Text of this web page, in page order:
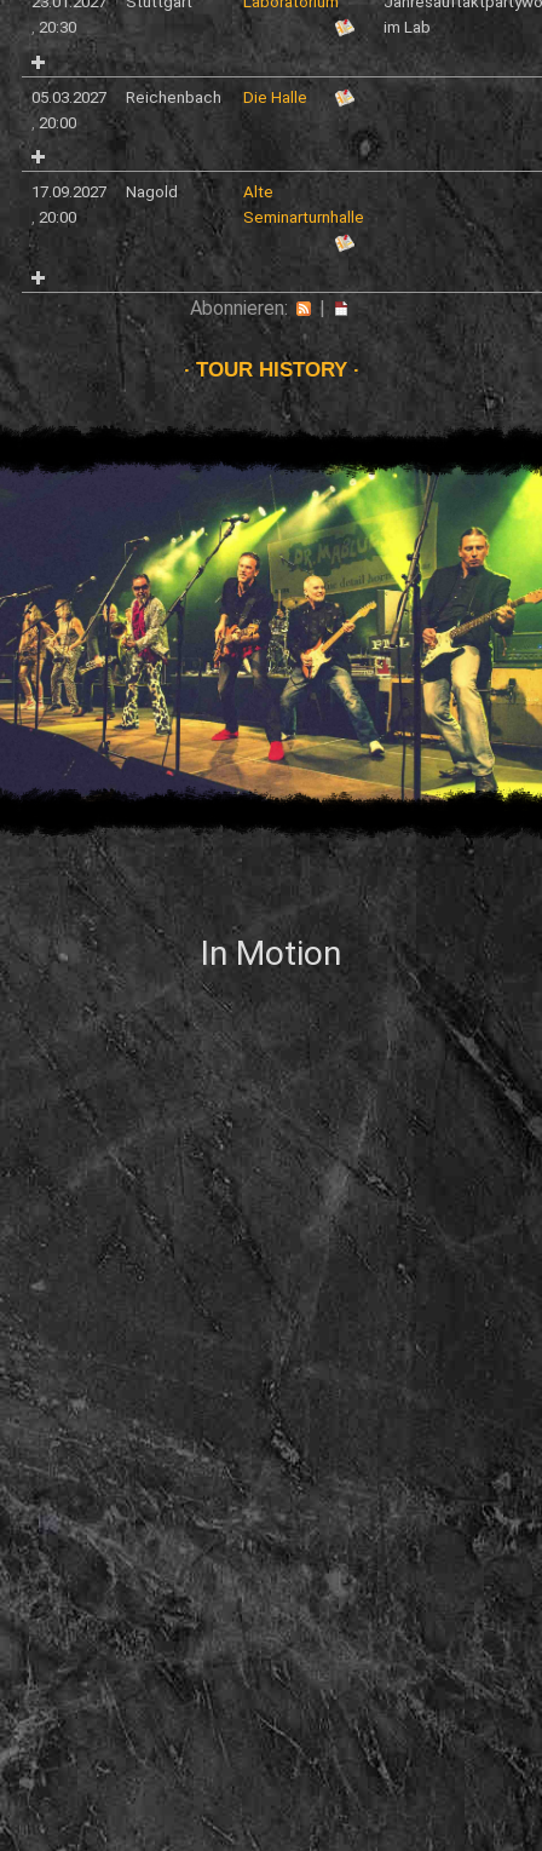
, 20:30
im Lab
05.03.2027
, 20:00
Reichenbach Die Halle
17.09.2027
, 20:00
Nagold
Alte
Seminarturnhalle
Abonnieren:
TOUR HISTORY
In Motion